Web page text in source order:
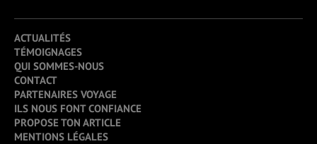
ACTUALITÉS
TÉMOIGNAGES
QUI SOMMES-NOUS
CONTACT
PARTENAIRES VOYAGE
ILS NOUS FONT CONFIANCE
PROPOSE TON ARTICLE
MENTIONS LÉGALES